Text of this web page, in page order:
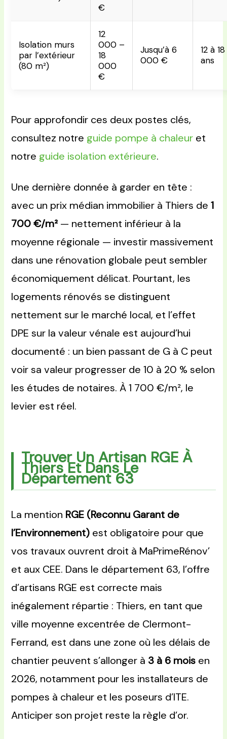
€
Isolation murs
par l’extérieur
(80 m²)
12
000 –
18
000
€
Jusqu’à 6
000 €
12 à 18
ans
Pour approfondir ces deux postes clés,
consultez notre guide pompe à chaleur et
notre guide isolation extérieure.
Une dernière donnée à garder en tête :
avec un prix médian immobilier à Thiers de1
700 €/m² — nettement inférieur à la
moyenne régionale — investir massivement
dans une rénovation globale peut sembler
économiquement délicat. Pourtant, les
logements rénovés se distinguent
nettement sur le marché local, et l’effet
DPE sur la valeur vénale est aujourd’hui
documenté : un bien passant de G à C peut
voir sa valeur progresser de 10 à 20 % selon
les études de notaires. À 1 700 €/m², le
levier est réel.
Trouver Un Artisan RGE À
Thiers Et Dans Le
Département 63
La mention RGE (Reconnu Garant de
l’Environnement) est obligatoire pour que
vos travaux ouvrent droit à MaPrimeRénov’
et aux CEE. Dans le département 63, l’offre
d’artisans RGE est correcte mais
inégalement répartie : Thiers, en tant que
ville moyenne excentrée de Clermont-
Ferrand, est dans une zone où les délais de
chantier peuvent s’allonger à 3 à 6 mois en
2026, notamment pour les installateurs de
pompes à chaleur et les poseurs d’ITE.
Anticiper son projet reste la règle d’or.